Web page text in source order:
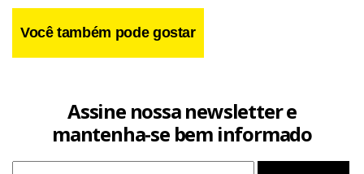
Você também pode gostar
Assine nossa newsletter e
mantenha-se bem informado